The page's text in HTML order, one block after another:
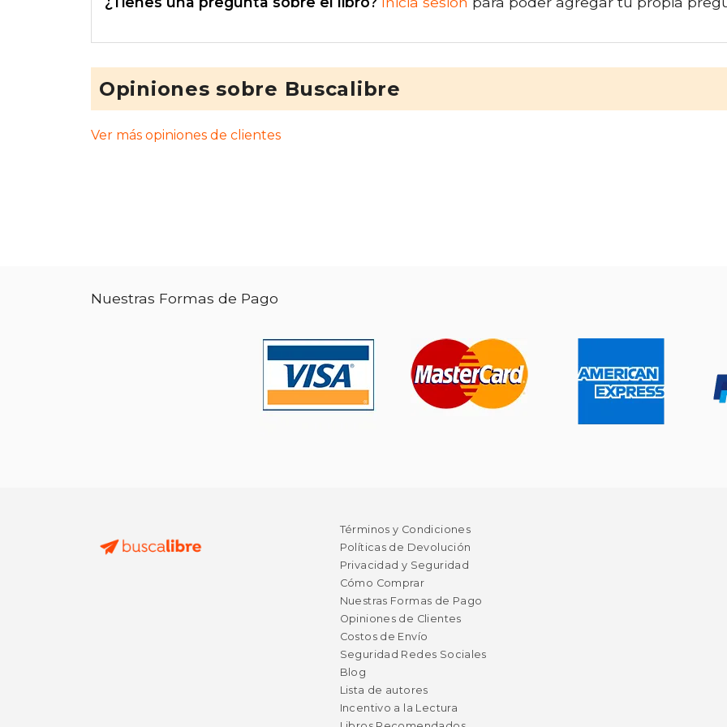
Opiniones sobre Buscalibre
Ver más opiniones de clientes
Nuestras Formas de Pago
Términos y Condiciones
Políticas de Devolución
Privacidad y Seguridad
Cómo Comprar
Nuestras Formas de Pago
Opiniones de Clientes
Costos de Envío
Seguridad Redes Sociales
Blog
Lista de autores
Incentivo a la Lectura